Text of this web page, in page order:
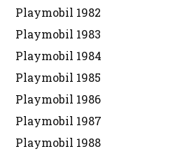
Playmobil 1982
Playmobil 1983
Playmobil 1984
Playmobil 1985
Playmobil 1986
Playmobil 1987
Playmobil 1988